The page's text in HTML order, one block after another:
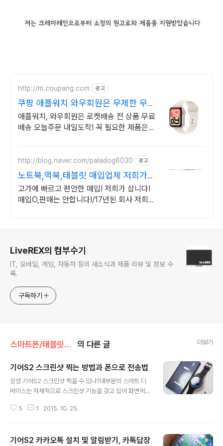
http://m.coupang.com 광고
쿠팡 애플워치 와우회원은 무제한 무료
배송
애플워치, 와우회원은 로켓배송 전 상품 무료
배송 오늘주문 내일도착! 꼭 필요한 제품은
http://blog.naver.com/paladog8030 광고
노트북,맥북,태블릿 매입업체 저희가
삽니다! 매입O판매X
고가에 빠르고 편안한 매입! 저희가 삽니다!
매입O,판매는 안합니다!/17년된 회사 저희가
LiveREX의 컴부수기
IT, 모바일, 게임, 자동차 등의 새소식과 제품 리뷰 및 정보 수
록.
구독하기
스마트폰/태블릿PC/웨어러블 리뷰/> 웨어러블 디바이스 - 스마트워치 등 의 다른 글 더보기
기어S2 스크린샷 찍는 방법과 폰으로 전송법
삼성 기어S2 스크린샷 찍을 수 있나?대부분의 스마트 디
바이스는 자체적으로 스크린샷 기능을 갖고 있어 화면에
기어S2 등과 같은 스마트워치 또한 마찬가지고요. 커뮤니
데요. 이에 본문에서는 기어S2 에서 스크린샷을 찍는 방법
5 1 2015. 10. 25.
기어S2 카카오톡 설치 및 알림받기, 카톡답장